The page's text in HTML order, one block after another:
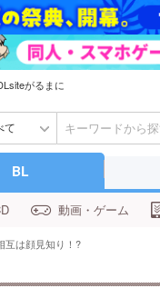
がるまに
て
BL
動画・ゲーム
互は顔見知り！?